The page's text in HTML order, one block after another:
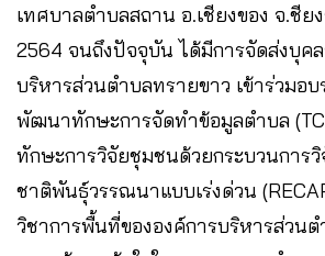
เทศบาลตำบลสถาน อ.เชียงของ จ.ชีย
2564 จนถึงปัจจุบัน ได้มีการจัดส่งบุค
บริหารส่วนตำบลทรายขาว เข้าร่วมอ
พัฒนาทักษะการจัดทำข้อมูลตำบล
ทักษะการวิจัยชุมชนด้วยกระบวนการ
ชาติพันธุ์วรรณนาแบบเร่งด่วน
วิชาการพื้นที่ขององค์การบริหารส่วนต